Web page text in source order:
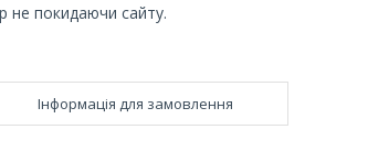
не покидаючи сайту.
Інформація для замовлення